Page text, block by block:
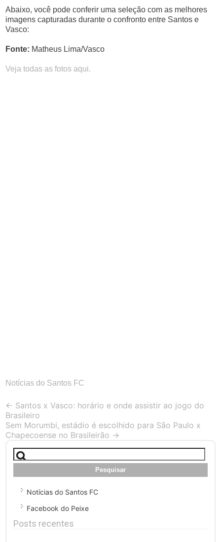
Abaixo, você pode conferir uma seleção com as melhores
imagens capturadas durante o confronto entre Santos e
Vasco:
Fonte: Matheus Lima/Vasco
Veja todas as fotos aqui.
Notícias do Santos FC
Post
navigation
← Santos x Vasco: horário e onde assistir ao jogo do
Brasileiro
Sem Morumbi, estádio é escolhido para São Paulo x
Chapecoense no Brasileirão →
Pesquisar
por:
Notícias do Santos FC
Facebook do Peixe
Posts recentes